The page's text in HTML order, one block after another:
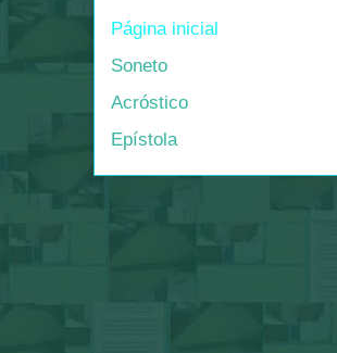
Página inicial
Soneto
Acróstico
Epístola